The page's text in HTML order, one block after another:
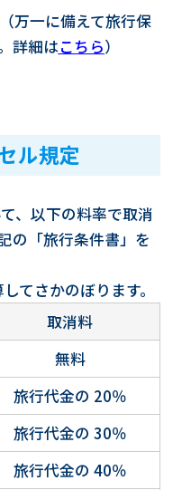
万一に備えて旅行保
詳細はこちら）
ル規定
、以下の料率で取消
の「旅行条件書」を
てさかのぼります。
取消料
無料
旅行代金の 20％
旅行代金の 30％
旅行代金の 40％